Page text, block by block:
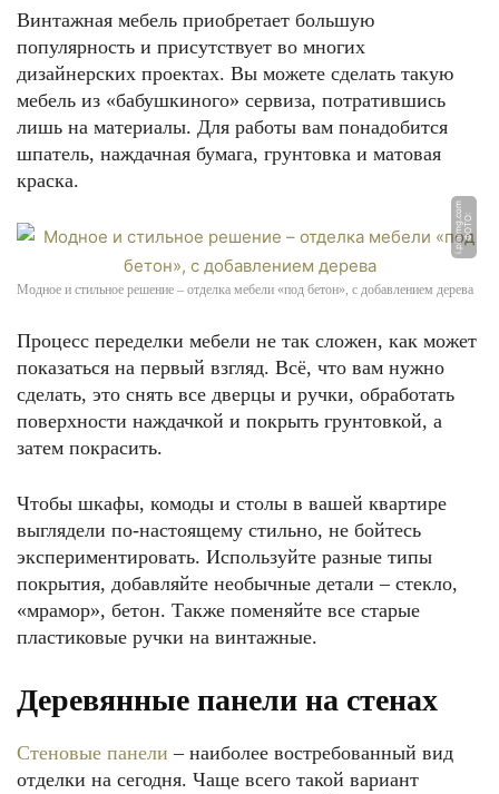
Винтажная мебель приобретает большую
популярность и присутствует во многих
дизайнерских проектах. Вы можете сделать такую
мебель из «бабушкиного» сервиза, потратившись
лишь на материалы. Для работы вам понадобится
шпатель, наждачная бумага, грунтовка и матовая
краска.
Ф
О
Т
О:
i.
pi
ni
m
g.
c
o
m
Модное и стильное решение – отделка мебели «под бетон», с добавлением дерева
Процесс переделки мебели не так сложен, как может
показаться на первый взгляд. Всё, что вам нужно
сделать, это снять все дверцы и ручки, обработать
поверхности наждачкой и покрыть грунтовкой, а
затем покрасить.
Чтобы шкафы, комоды и столы в вашей квартире
выглядели по-настоящему стильно, не бойтесь
экспериментировать. Используйте разные типы
покрытия, добавляйте необычные детали – стекло,
«мрамор», бетон. Также поменяйте все старые
пластиковые ручки на винтажные.
Деревянные панели на стенах
Стеновые панели – наиболее востребованный вид
отделки на сегодня. Чаще всего такой вариант